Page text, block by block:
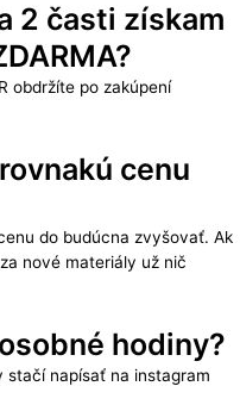
2 časti získam
obdržíte po zakúpení
cenu
do budúcna zvyšovať. Ak
nové materiály už nič
hodiny?
stačí napísať na instagram